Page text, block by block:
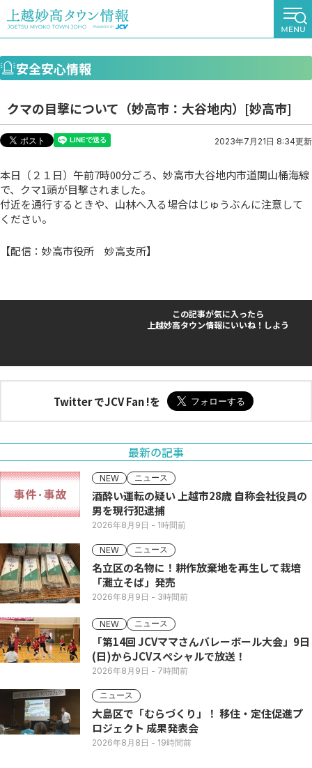
安全安心情報
クマの目撃について（妙高市：大谷地内）[妙高市]
2023年7月21日 8:34更新
本日（２１日）午前7時00分ごろ、妙高市大谷地内市道関山桶海線
で、クマ1頭が目撃されました。
付近を通行するときや、山林へ入る場合はじゅうぶんに注意して
ください。
【配信：妙高市役所 妙高支所】
この記事が気に入ったら
上越妙高タウン情報にいいね！しよう
Twitter でJCV Fan !を
最新の記事
NEW ニュース
酒酔い運転の疑い 上越市28歳 自称会社役員の
男を現行犯逮捕
2026年8月9日 - 1時間前
NEW ニュース
名立区の名物に！耕作放棄地を再生して栽培
「灘立そば」発売
2026年8月9日 - 3時間前
NEW ニュース
「第14回 JCVママさんバレーボール大会」9日
(日)からJCVスペシャルで放送！
2026年8月9日 - 7時間前
ニュース
大島区で「むらづくり」！ 移住・定住促進プ
ロジェクト 成果発表会
2026年8月8日 - 19時間前